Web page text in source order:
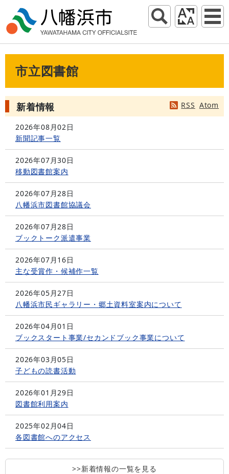
市立図書館
RSS Atom
新着情報
2026年08月02日
新聞記事一覧
2026年07月30日
移動図書館案内
2026年07月28日
八幡浜市図書館協議会
2026年07月28日
ブックトーク派遣事業
2026年07月16日
主な受賞作・候補作一覧
2026年05月27日
八幡浜市民ギャラリー・郷土資料室案内について
2026年04月01日
ブックスタート事業/セカンドブック事業について
2026年03月05日
子どもの読書活動
2026年01月29日
図書館利用案内
2025年02月04日
各図書館へのアクセス
>>新着情報の一覧を見る